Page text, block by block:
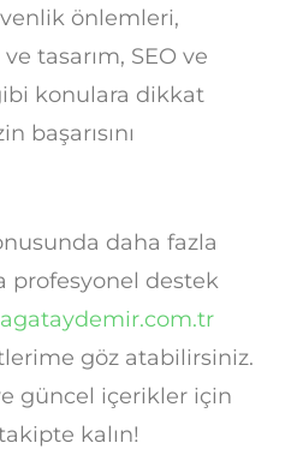
önlemleri,
tasarım, SEO ve
konulara dikkat
başarısını
daha fazla
profesyonel destek
göz atabilirsiniz.
güncel içerikler için
kalın!